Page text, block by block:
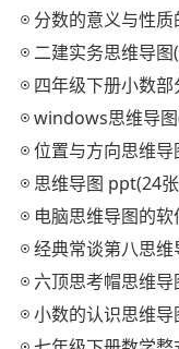
分数的意义与性
二建实务思维导
四年级下册小数
windows思维导
位置与方向思维
思维导图 ppt(24
电脑思维导图的
经典常谈第八思
六顶思考帽思维
小数的认识思维